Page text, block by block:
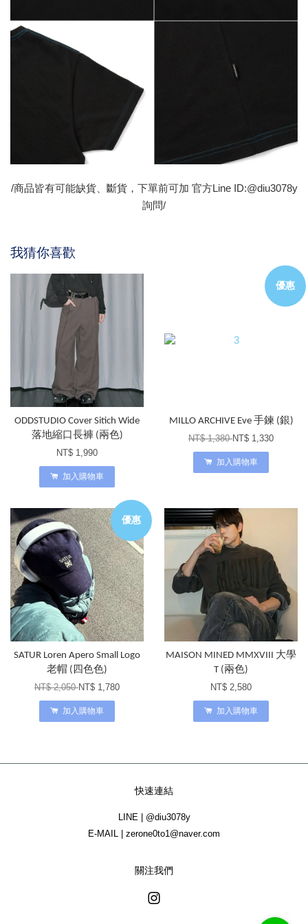
/商品皆有可能缺貨、斷貨，下單前可加 官方Line ID:@diu3078y
詢問/
我猜你喜歡
ODDSTUDIO Cover Sitich Wide
落地縮口長褲 (兩色)
NT$ 1,990
加入購物車
優惠
MILLO ARCHIVE Eve 手鍊 (銀)
NT$ 1,380NT$ 1,330
加入購物車
優惠
SATUR Loren Apero Small Logo
老帽 (四色色)
NT$ 2,050NT$ 1,780
加入購物車
MAISON MINED MMXVIII 大學
T (兩色)
NT$ 2,580
加入購物車
快速連結
LINE | @diu3078y
E-MAIL | zerone0to1@naver.com
關注我們